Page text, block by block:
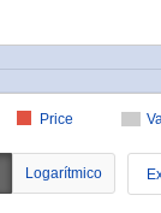
Price
Logarítmico